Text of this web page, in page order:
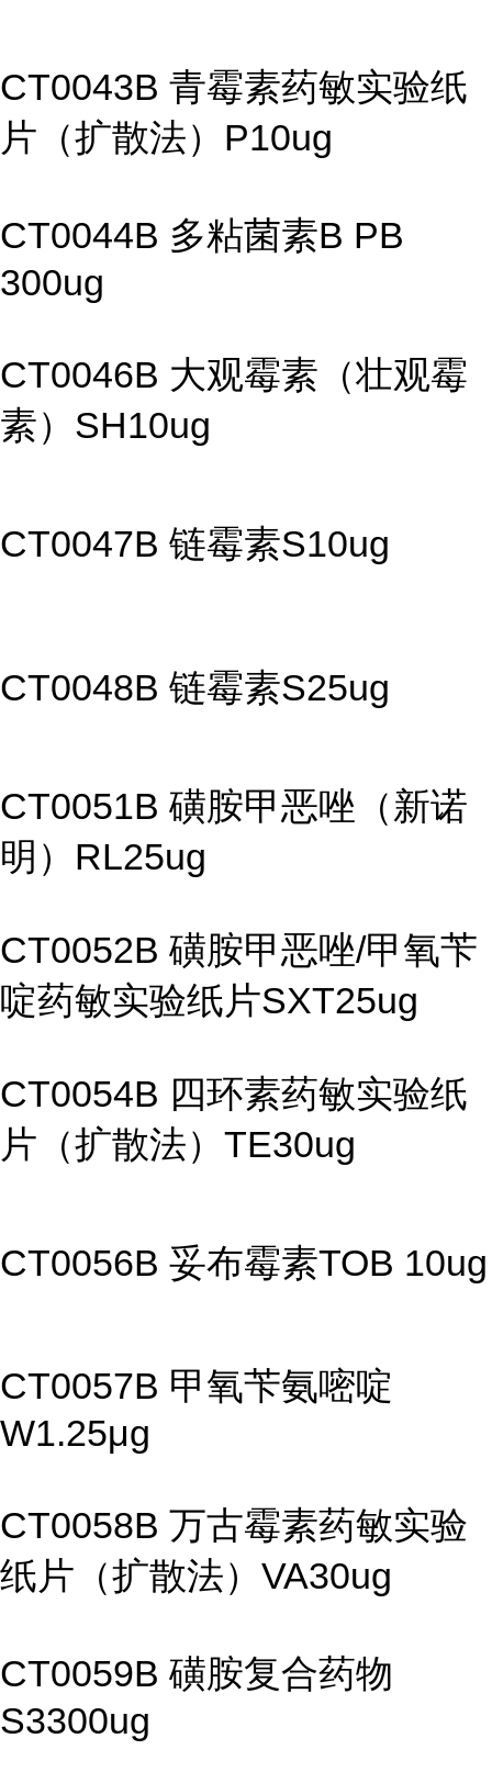
CT0043B 青霉素药敏实验纸
片（扩散法）P10ug
CT0044B 多粘菌素B PB
300ug
CT0046B 大观霉素（壮观霉
素）SH10ug
CT0047B 链霉素S10ug
CT0048B 链霉素S25ug
CT0051B 磺胺甲恶唑（新诺
明）RL25ug
CT0052B 磺胺甲恶唑/甲氧苄
啶药敏实验纸片SXT25ug
CT0054B 四环素药敏实验纸
片（扩散法）TE30ug
CT0056B 妥布霉素TOB 10ug
CT0057B 甲氧苄氨嘧啶
W1.25μg
CT0058B 万古霉素药敏实验
纸片（扩散法）VA30ug
CT0059B 磺胺复合药物
S3300ug